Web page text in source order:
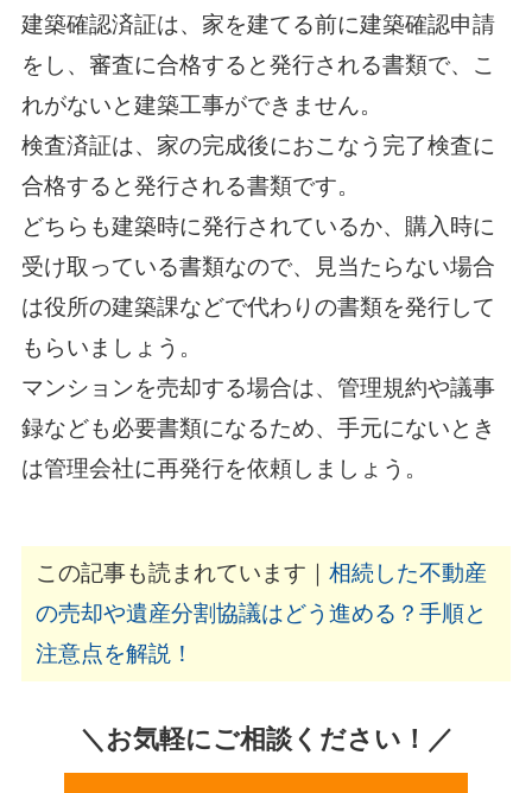
建築確認済証は、家を建てる前に建築確認申請
をし、審査に合格すると発行される書類で、こ
れがないと建築工事ができません。
検査済証は、家の完成後におこなう完了検査に
合格すると発行される書類です。
どちらも建築時に発行されているか、購入時に
受け取っている書類なので、見当たらない場合
は役所の建築課などで代わりの書類を発行して
もらいましょう。
マンションを売却する場合は、管理規約や議事
録なども必要書類になるため、手元にないとき
は管理会社に再発行を依頼しましょう。
この記事も読まれています｜ 相続した不動産
の売却や遺産分割協議はどう進める？手順と
注意点を解説！
＼お気軽にご相談ください！／